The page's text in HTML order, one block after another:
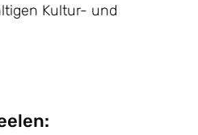
Kultur- und